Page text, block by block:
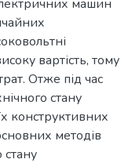
машин
вартість, тому
Отже під час
стану
конструктивних
методів